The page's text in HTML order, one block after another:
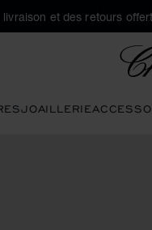
livraison et des retours
JOAILLERIE